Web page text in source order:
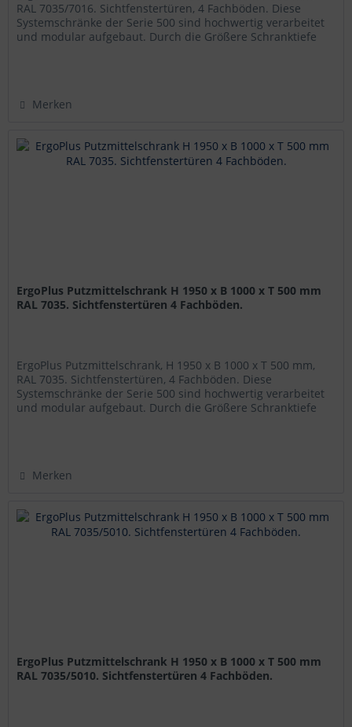
RAL 7035/7016. Sichtfenstertüren, 4 Fachböden. Diese
Systemschränke der Serie 500 sind hochwertig verarbeitet
und modular aufgebaut. Durch die Größere Schranktiefe
Merken
ErgoPlus Putzmittelschrank H 1950 x B 1000 x T 500 mm
RAL 7035. Sichtfenstertüren 4 Fachböden.
ErgoPlus Putzmittelschrank, H 1950 x B 1000 x T 500 mm,
RAL 7035. Sichtfenstertüren, 4 Fachböden. Diese
Systemschränke der Serie 500 sind hochwertig verarbeitet
und modular aufgebaut. Durch die Größere Schranktiefe
Merken
ErgoPlus Putzmittelschrank H 1950 x B 1000 x T 500 mm
RAL 7035/5010. Sichtfenstertüren 4 Fachböden.